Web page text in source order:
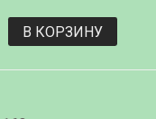
В КОРЗИНУ